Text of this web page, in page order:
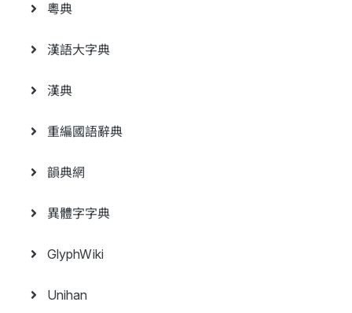
粵典
漢語大字典
漢典
重編國語辭典
韻典網
異體字字典
GlyphWiki
Unihan